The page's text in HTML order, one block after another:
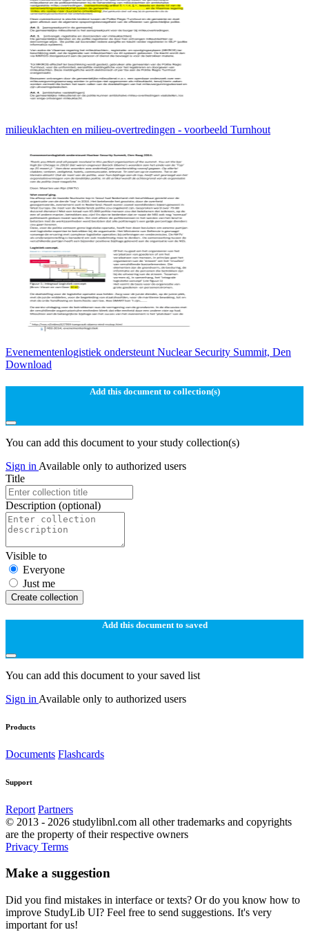
milieuklachten en milieu-overtredingen - voorbeeld Turnhout
Evenementenlogistiek ondersteunt Nuclear Security Summit, Den
Download
Add this document to collection(s)
You can add this document to your study collection(s)
Sign in Available only to authorized users
Title
Description (optional)
Visible to
Everyone
Just me
Create collection
Add this document to saved
You can add this document to your saved list
Sign in Available only to authorized users
Products
Documents Flashcards
Support
Report Partners
© 2013 - 2026 studylibnl.com all other trademarks and copyrights
are the property of their respective owners
Privacy Terms
Make a suggestion
Did you find mistakes in interface or texts? Or do you know how to
improve StudyLib UI? Feel free to send suggestions. It's very
important for us!